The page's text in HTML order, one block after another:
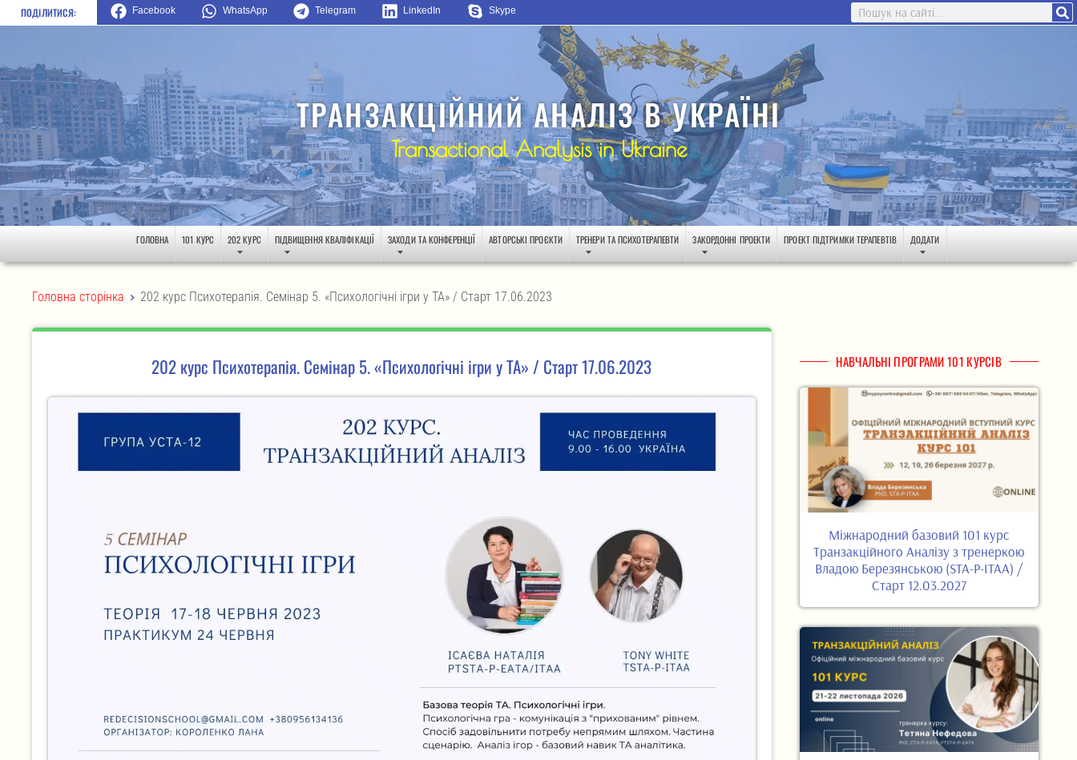
ПОДІЛИТИСЯ: Facebook WhatsApp Telegram LinkedIn Skype
ТРАНЗАКЦІЙНИЙ АНАЛІЗ В УКРАЇНІ
Transactional Analysis in Ukraine
ГОЛОВНА 101 КУРС 202 КУРС ПІДВИЩЕННЯ КВАЛІФІКАЦІЇ ЗАХОДИ ТА КОНФЕРЕНЦІЇ АВТОРСЬКІ ПРОЄКТИ ТРЕНЕРИ ТА ПСИХОТЕРАПЕВТИ ЗАКОРДОННІ ПРОЕКТИ ПРОЕКТ ПІДТРИМКИ ТЕРАПЕВТІВ ДОДАТИ
Головна сторінка > 202 курс Психотерапія. Семінар 5. «Психологічні ігри у ТА» / Старт 17.06.2023
202 курс Психотерапія. Семінар 5. «Психологічні ігри у ТА» / Старт 17.06.2023 НАВЧАЛЬНІ ПРОГРАМИ 101 КУРСІВ
Міжнародний базовий 101 курс
Транзакційного Аналізу з тренеркою
Владою Березянською (STA-P-ITAA) /
Старт 12.03.2027